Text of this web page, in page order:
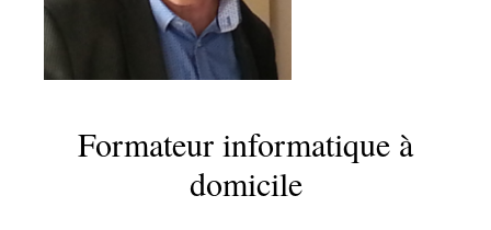
Formateur informatique à
domicile